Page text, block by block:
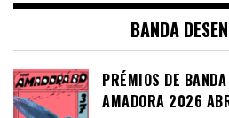
BANDA
PRÉMIOS DE
AMADORA 2026